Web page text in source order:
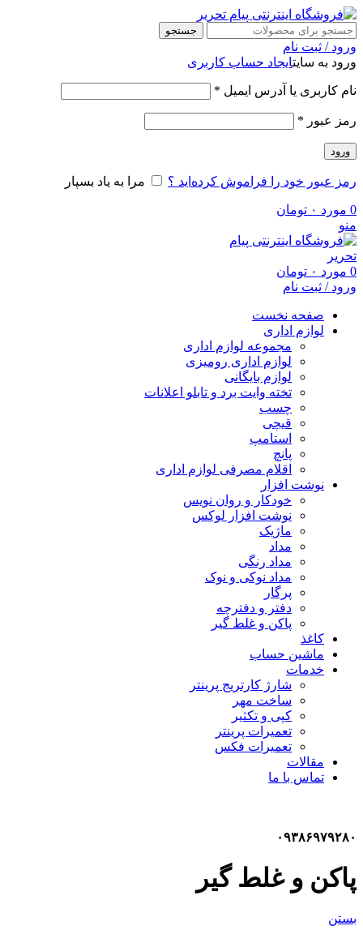
جستجو
ورود / ثبت نام
ورود به سایتایجاد حساب کاربری
نام کاربری یا آدرس ایمیل *
رمز عبور *
ورود
رمز عبور خود را فراموش کرده‌اید ؟ مرا به یاد بسپار
0 مورد ۰ تومان
منو
0 مورد ۰ تومان
ورود / ثبت نام
صفحه نخست
لوازم اداری
مجموعه لوازم اداری
لوازم اداری رومیزی
لوازم بایگانی
تخته وایت برد و تابلو اعلانات
چسب
قیچی
استامپ
پانچ
اقلام مصرفی لوازم اداری
نوشت افزار
خودکار و روان نویس
نوشت افزار لوکس
ماژیک
مداد
مداد رنگی
مداد نوکی و نوک
پرگار
دفتر و دفترچه
پاکن و غلط گیر
کاغذ
ماشین حساب
خدمات
شارژ کارتریج پرینتر
ساخت مهر
کپی و تکثیر
تعمیرات پرینتر
تعمیرات فکس
مقالات
تماس با ما
۰۹۳۸۶۹۷۹۲۸۰
پاکن و غلط گیر
بستن